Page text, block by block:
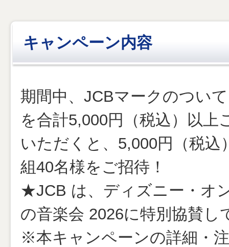
法人・加盟店のお客様
キャンペーン内容
期間中、JCBマークのつい
を合計5,000円（税込）以
いただくと、5,000円（税
組40名様をご招待！
★JCB は、ディズニー・オ
の音楽会 2026に特別協賛し
※本キャンペーンの詳細・